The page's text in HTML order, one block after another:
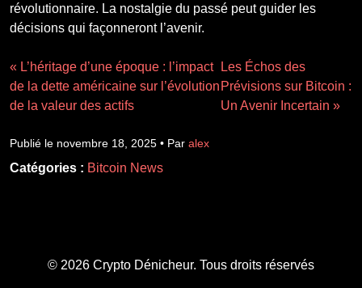
révolutionnaire. La nostalgie du passé peut guider les
décisions qui façonneront l’avenir.
« L’héritage d’une époque : l’impact
de la dette américaine sur l’évolution
de la valeur des actifs
Les Échos des
Prévisions sur Bitcoin :
Un Avenir Incertain »
Publié le novembre 18, 2025 • Par alex
Catégories : Bitcoin News
© 2026 Crypto Dénicheur. Tous droits réservés